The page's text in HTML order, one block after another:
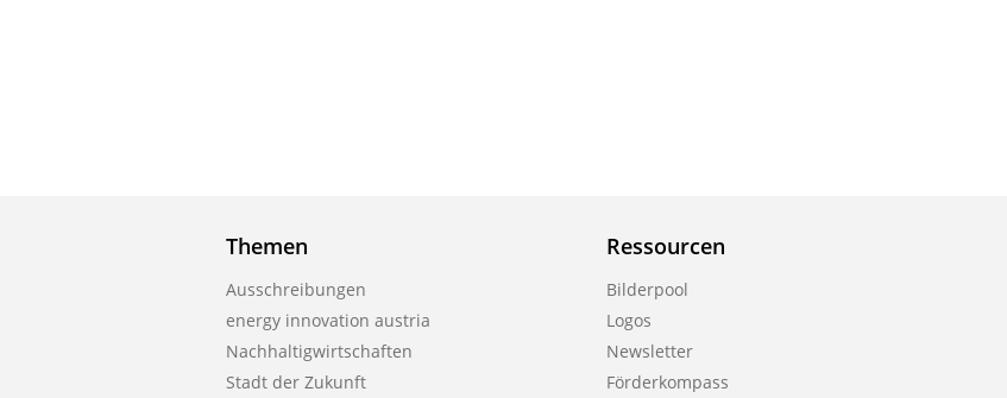
Themen
Ausschreibungen
energy innovation austria
Nachhaltigwirtschaften
Stadt der Zukunft
Ressourcen
Bilderpool
Logos
Newsletter
Förderkompass